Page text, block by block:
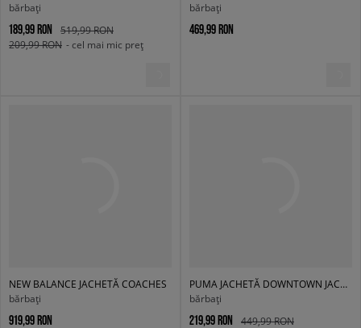
bărbați
189,99 RON
519,99 RON
209,99 RON - cel mai mic preț
bărbați
469,99 RON
NEW BALANCE JACHETĂ COACHES
bărbați
919,99 RON
PUMA JACHETĂ DOWNTOWN JACKET
bărbați
219,99 RON
449,99 RON